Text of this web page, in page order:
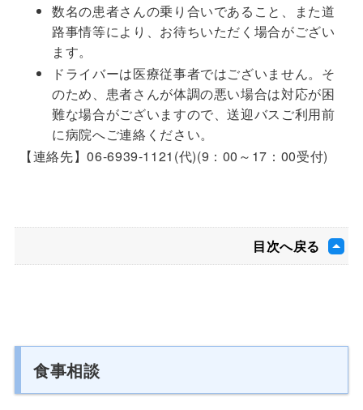
数名の患者さんの乗り合いであること、また道
路事情等により、お待ちいただく場合がござい
ます。
ドライバーは医療従事者ではございません。そ
のため、患者さんが体調の悪い場合は対応が困
難な場合がございますので、送迎バスご利用前
に病院へご連絡ください。
【連絡先】06-6939-1121(代)(9：00～17：00受付)
目次へ戻る
食事相談